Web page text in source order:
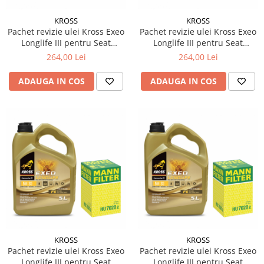
Filtre Habitaclu
Filtre Ulei
Intretinere si Cosmetica Auto
Produse Cosmetica Auto
Accesorii Auto
Accesorii telefoane mobile
Cabluri Curent Auto
Cabluri si adaptoare telefoane
Echipamente Service
Incarcatoare telefoane mobile
Parasolare Auto
KROSS
Pachet revizie ulei Kross Exeo
Longlife III pentru Seat
Alhambra (710, 711) 2.0 TDI
264,00 Lei
ADAUGA IN COS
KROSS
Pachet revizie ulei Kross Exeo
Longlife III pentru Seat
Alhambra (710, 711) 2.0 TDI
264,00 Lei
ADAUGA IN COS
KROSS
Pachet revizie ulei Kross Exeo
Longlife III pentru Seat
KROSS
Pachet revizie ulei Kross Exeo
Longlife III pentru Seat